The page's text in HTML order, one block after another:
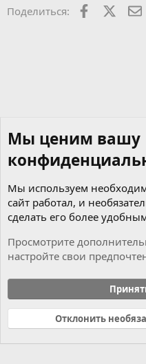
Поделиться: Facebook
Cookies
Russian (RU)
Связь с нами
Условия и
Политика
Мы ценим вашу
Мы используем
сайт работал, и
сделать его более
Просмотрите
настройте свои
Отклонить